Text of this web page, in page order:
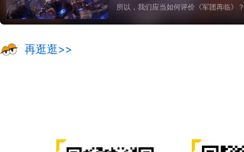
所以，我们应当如何评价《军团再临》？
再逛逛>>